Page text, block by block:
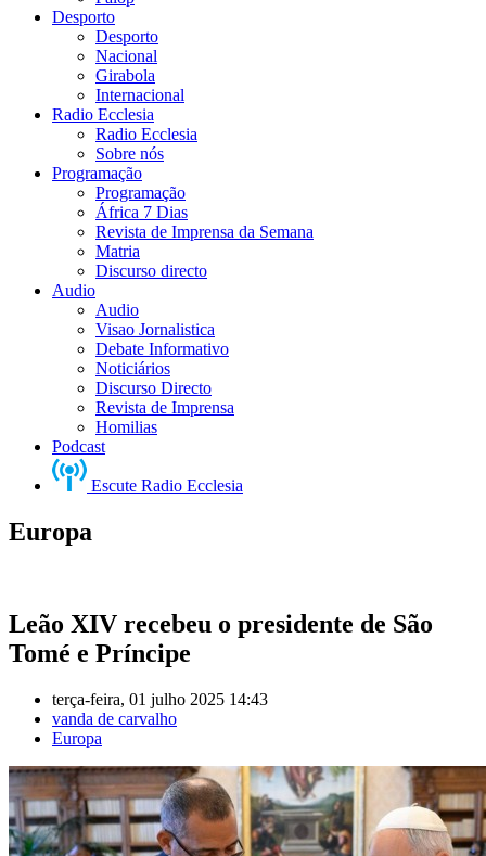
Desporto
Desporto
Nacional
Girabola
Internacional
Radio Ecclesia
Radio Ecclesia
Sobre nós
Programação
Programação
África 7 Dias
Revista de Imprensa da Semana
Matria
Discurso directo
Audio
Audio
Visao Jornalistica
Debate Informativo
Noticiários
Discurso Directo
Revista de Imprensa
Homilias
Podcast
Escute Radio Ecclesia
Europa
Leão XIV recebeu o presidente de São
Tomé e Príncipe
terça-feira, 01 julho 2025 14:43
vanda de carvalho
Europa